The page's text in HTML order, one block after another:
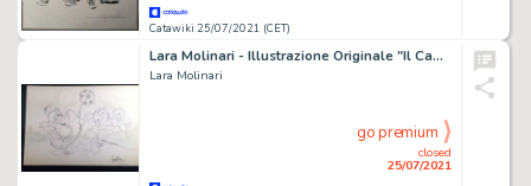
Catawiki 25/07/2021 (CET)
Lara Molinari - Illustrazione Originale "Il Campionato di Qui, Quo e Qua" - Firmata - Page volante - Exemplaire unique - (2020)
Lara Molinari
closed
25/07/2021
go premium